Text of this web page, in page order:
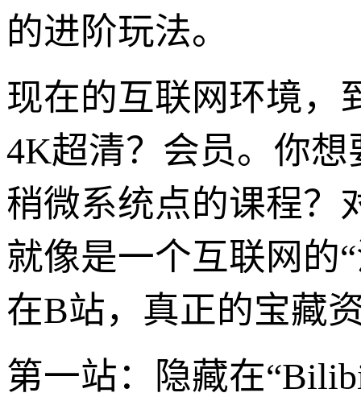
的进阶玩法。
现在的互联网环境，
4K超清？会员。你
稍微系统点的课程？
就像是一个互联网
在B站，真正的宝藏
第一站：隐藏在